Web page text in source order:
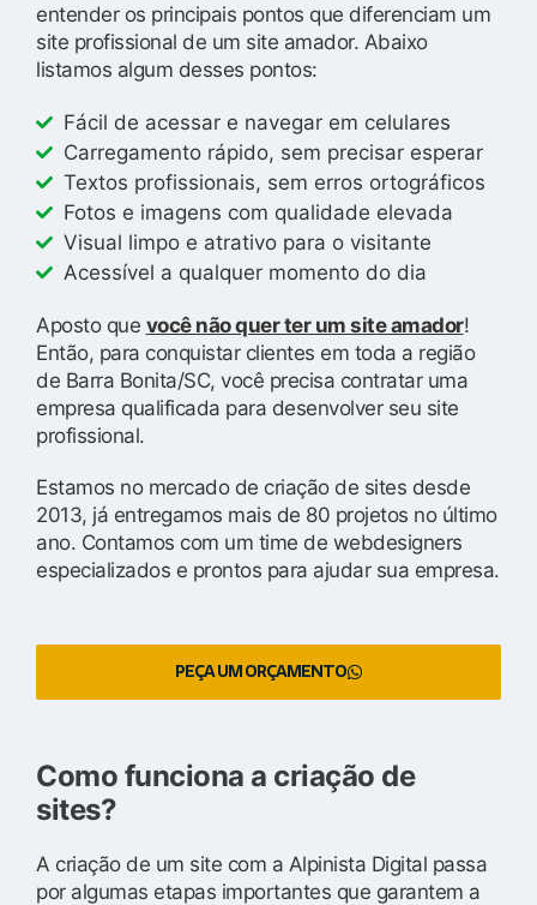
entender os principais pontos que diferenciam um
site profissional de um site amador. Abaixo
listamos algum desses pontos:
Fácil de acessar e navegar em celulares
Carregamento rápido, sem precisar esperar
Textos profissionais, sem erros ortográficos
Fotos e imagens com qualidade elevada
Visual limpo e atrativo para o visitante
Acessível a qualquer momento do dia
Aposto que você não quer ter um site amador!
Então, para conquistar clientes em toda a região
de Barra Bonita/SC, você precisa contratar uma
empresa qualificada para desenvolver seu site
profissional.
Estamos no mercado de criação de sites desde
2013, já entregamos mais de 80 projetos no último
ano. Contamos com um time de webdesigners
especializados e prontos para ajudar sua empresa.
PEÇA UM ORÇAMENTO
Como funciona a criação de
sites?
A criação de um site com a Alpinista Digital passa
por algumas etapas importantes que garantem a